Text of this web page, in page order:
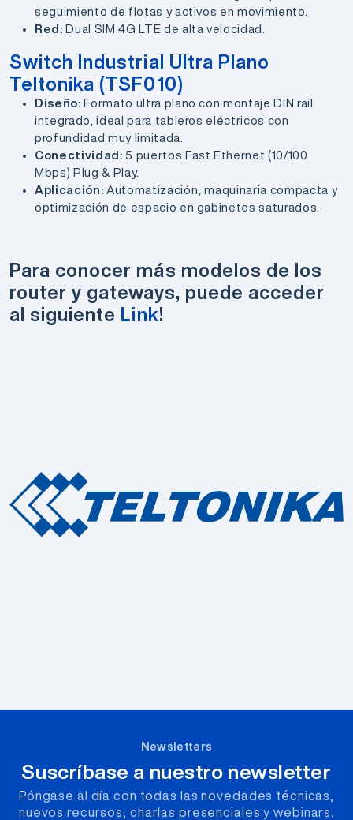
seguimiento de flotas y activos en movimiento.
Red: Dual SIM 4G LTE de alta velocidad.
Switch Industrial Ultra Plano
Teltonika (TSF010)
Diseño: Formato ultra plano con montaje DIN rail
integrado, ideal para tableros eléctricos con
profundidad muy limitada.
Conectividad: 5 puertos Fast Ethernet (10/100
Mbps) Plug & Play.
Aplicación: Automatización, maquinaria compacta y
optimización de espacio en gabinetes saturados.
Para conocer más modelos de los
router y gateways, puede acceder
al siguiente
Link!
Newsletters
Suscríbase a nuestro newsletter
Póngase al día con todas las novedades técnicas,
nuevos recursos, charlas presenciales y webinars.